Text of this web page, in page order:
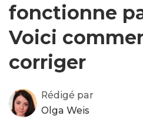
fonctionne
Voici
corriger
Rédigé par
Olga Weis